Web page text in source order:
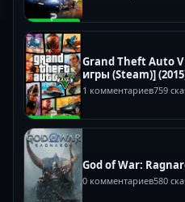
Grand Theft Auto V
игры (Steam)]
1 комментариев759
God of War:
0 комментариев580